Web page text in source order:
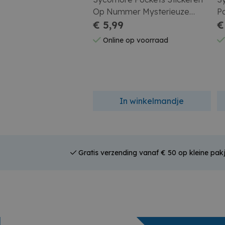
Op Nummer Mysterieuze
Dieren
€ 5,99
Online op voorraad
In winkelmandje
Gratis verzending vanaf € 50 op kleine